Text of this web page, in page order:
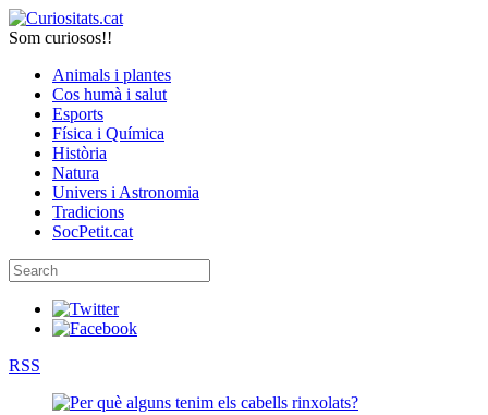
Som curiosos!!
Animals i plantes
Cos humà i salut
Esports
Física i Química
Història
Natura
Univers i Astronomia
Tradicions
SocPetit.cat
RSS